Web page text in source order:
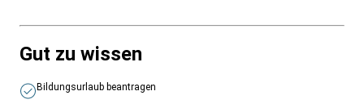
Gut zu wissen
Bildungsurlaub beantragen